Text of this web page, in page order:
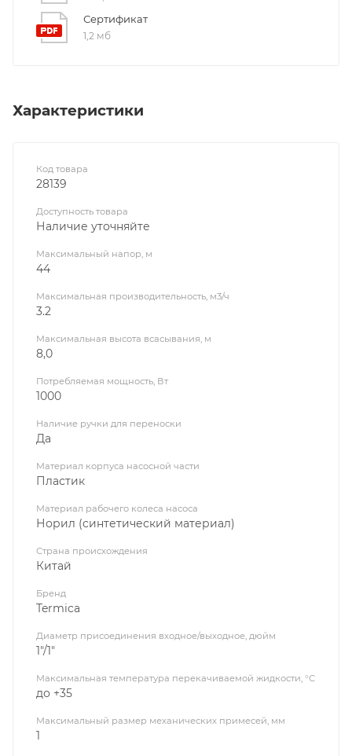
Сертификат
1,2 мб
Характеристики
Код товара
28139
Доступность товара
Наличие уточняйте
Максимальный напор, м
44
Максимальная производительность, м3/ч
3.2
Максимальная высота всасывания, м
8,0
Потребляемая мощность, Вт
1000
Наличие ручки для переноски
Да
Материал корпуса насосной части
Пластик
Материал рабочего колеса насоса
Норил (синтетический материал)
Страна происхождения
Китай
Бренд
Termica
Диаметр присоединения входное/выходное, дюйм
1"/1"
Максимальная температура перекачиваемой жидкости, °С
до +35
Максимальный размер механических примесей, мм
1